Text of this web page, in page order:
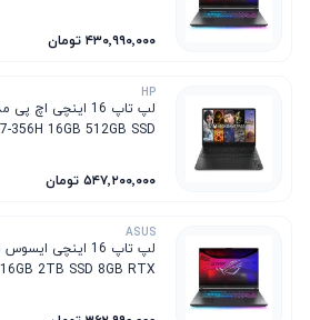
۴۳۰٬۹۹۰٬۰۰۰ تومان
HP
356H 16GB 512GB SSD
۵۴۷٬۲۰۰٬۰۰۰ تومان
ASUS
2TB SSD 8GB RTX